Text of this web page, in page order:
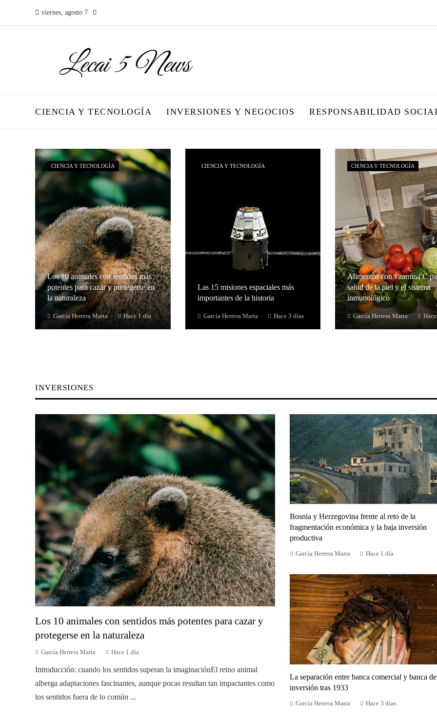
viernes, agosto 7
CIENCIA Y TECNOLOGÍA INVERSIONES Y NEGOCIOS RESPONSABILIDAD
CIENCIA Y TECNOLOGÍA
Los 10 animales con sentidos más
potentes para cazar y protegerse en
la naturaleza
García Herrera Marta Hace 1 día
CIENCIA Y TECNOLOGÍA
Las 15 misiones espaciales más
importantes de la historia
García Herrera Marta Hace 3 días
CIENCIA Y TECNOLOGÍA
Alimentos con vitamina C
salud de la piel y el sistema
inmunológico
García Herrera Marta
INVERSIONES
Los 10 animales con sentidos más potentes para cazar y
protegerse en la naturaleza
García Herrera Marta Hace 1 día
Introducción: cuando los sentidos superan la imaginaciónEl reino animal
alberga adaptaciones fascinantes, aunque pocas resultan tan impactantes como
los sentidos fuera de lo común ...
Bosnia y Herzegovina frente al reto de la
fragmentación económica y la baja inversión
productiva
García Herrera Marta Hace 1 día
La separación entre banca comercial y banca de
inversión tras 1933
García Herrera Marta Hace 3 días